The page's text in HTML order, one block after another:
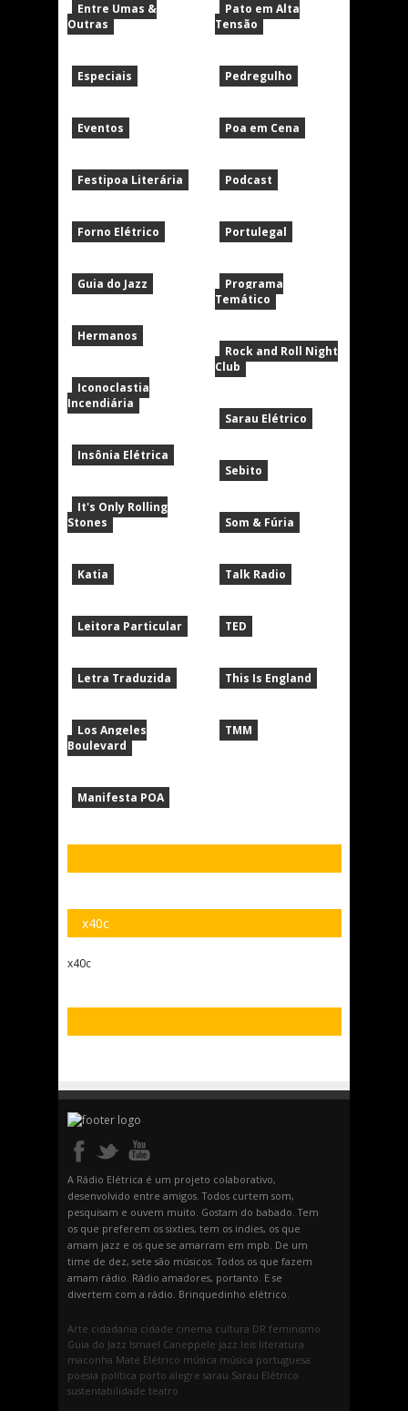
Entre Umas &
Outras
Especiais
Eventos
Festipoa Literária
Forno Elétrico
Guia do Jazz
Hermanos
Iconoclastia
Incendiária
Insônia Elétrica
It's Only Rolling
Stones
Katia
Leitora Particular
Letra Traduzida
Los Angeles
Boulevard
Manifesta POA
Pato em Alta
Tensão
Pedregulho
Poa em Cena
Podcast
Portulegal
Programa
Temático
Rock and Roll Night
Club
Sarau Elétrico
Sebito
Som & Fúria
Talk Radio
TED
This Is England
TMM
x40c
x40c
A Rádio Elétrica é um projeto colaborativo,
desenvolvido entre amigos. Todos curtem som,
pesquisam e ouvem muito. Gostam do babado. Tem
os que preferem os sixties, tem os indies, os que
amam jazz e os que se amarram em mpb. De um
time de dez, sete são músicos. Todos os que fazem
amam rádio. Rádio amadores, portanto. E se
divertem com a rádio. Brinquedinho elétrico.
Arte cidadania cidade cinema cultura DR feminismo
Guia do Jazz Ismael Caneppele jazz leis literatura
maconha Mate Elétrico música música portuguesa
poesia política porto alegre sarau Sarau Elétrico
sustentabilidade teatro